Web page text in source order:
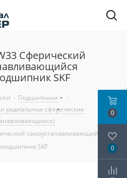
Сферический
SKF
- Подшипники
-
радиальные сферические
самоустанавливающийся
SKF
0
0